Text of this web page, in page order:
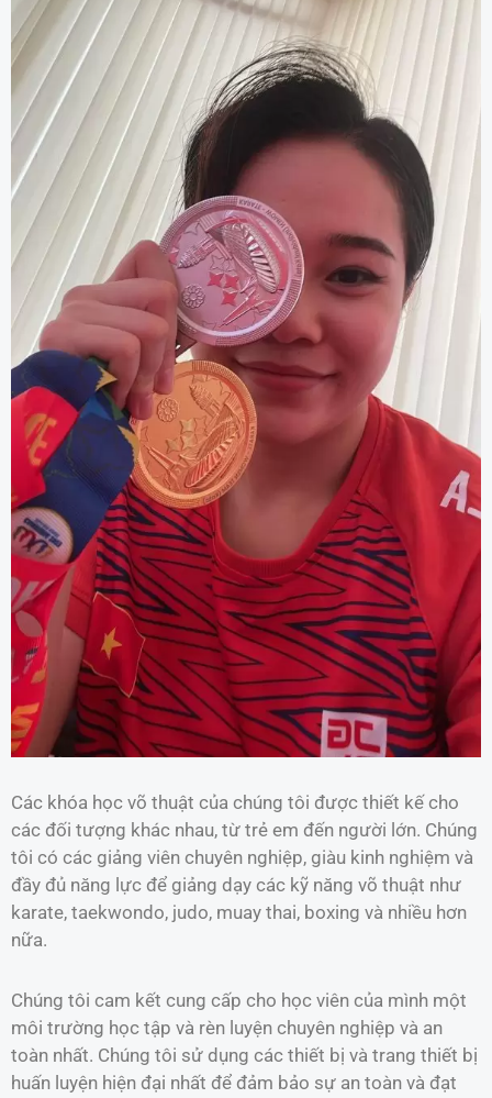
Các khóa học võ thuật của chúng tôi được thiết kế cho
các đối tượng khác nhau, từ trẻ em đến người lớn. Chúng
tôi có các giảng viên chuyên nghiệp, giàu kinh nghiệm và
đầy đủ năng lực để giảng dạy các kỹ năng võ thuật như
karate, taekwondo, judo, muay thai, boxing và nhiều hơn
nữa.
Chúng tôi cam kết cung cấp cho học viên của mình một
môi trường học tập và rèn luyện chuyên nghiệp và an
toàn nhất. Chúng tôi sử dụng các thiết bị và trang thiết bị
huấn luyện hiện đại nhất để đảm bảo sự an toàn và đạt